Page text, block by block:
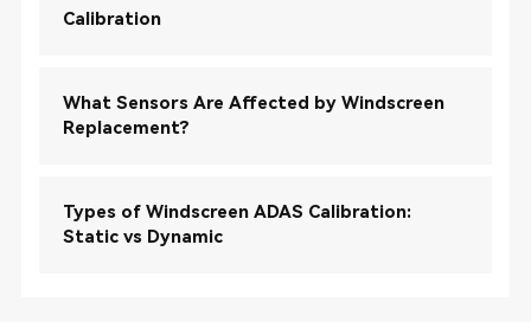
Calibration
What Sensors Are Affected by Windscreen
Replacement?
Types of Windscreen ADAS Calibration:
Static vs Dynamic